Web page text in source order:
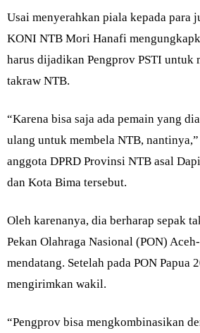
Usai menyerahkan piala kepada para
KONI NTB Mori Hanafi
harus dijadikan Pengprov PSTI untuk
takraw NTB.
“Karena bisa saja ada pemain yang
ulang untuk membela NTB,
anggota DPRD Provinsi NTB asal
dan Kota Bima tersebut.
Oleh karenanya, dia berharap sepak
Pekan Olahraga Nasional (PON)
mendatang. Setelah pada PON Papua
mengirimkan wakil.
“Pengprov bisa mengkombinasikan